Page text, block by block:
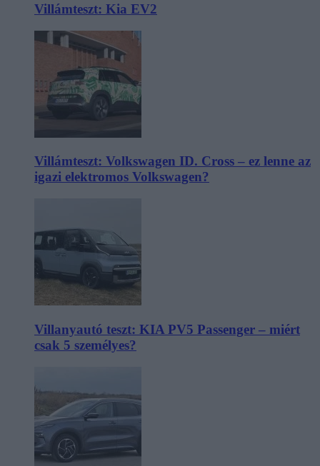
Villámteszt: Kia EV2
Villámteszt: Volkswagen ID. Cross – ez lenne az
igazi elektromos Volkswagen?
Villanyautó teszt: KIA PV5 Passenger – miért
csak 5 személyes?